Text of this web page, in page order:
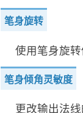
笔身旋转
使用笔身旋
笔身倾角灵敏度
更改输出法